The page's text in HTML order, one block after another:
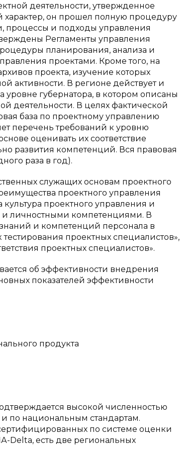
деятельности, утвержденное
он прошел полную процедуру
процессы и подходы управления
Регламенты управления
планирования, анализа и
проектами. Кроме того, на
проекта, изучение которых
активности. В регионе действует и
губернатора, в котором описаны
деятельности. В целях фактической
база по проектному управлению
перечень требований к уровню
оценивать их соответствие
развития компетенций. Вся правовая
раза в год).
служащих основам проектного
проектного управления
проектного управления и
личностными компетенциями. В
и компетенций персонала в
проектных специалистов»,
проектных специалистов».
об эффективности внедрения
показателей эффективности
продукта
высокой численностью
по национальным стандартам.
по системе оценки
Delta, есть две региональных